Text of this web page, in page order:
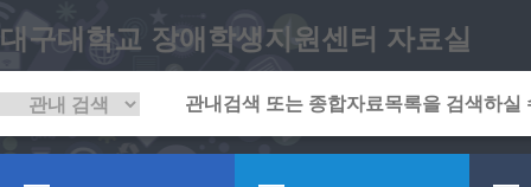
대구대학교 장애학생지원센터 자료실